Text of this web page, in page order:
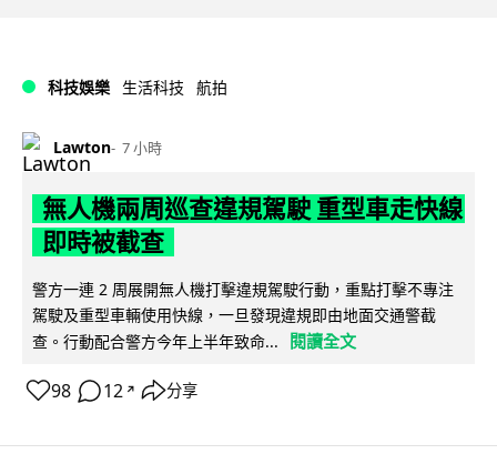
科技娛樂 生活科技 航拍
Lawton 7 小時
無人機兩周巡查違規駕駛 重型車走快線
即時被截查
警方一連 2 周展開無人機打擊違規駕駛行動，重點打擊不專注
駕駛及重型車輛使用快線，一旦發現違規即由地面交通警截
查。行動配合警方今年上半年致命...
閱讀全文
98 12 ↗ 分享